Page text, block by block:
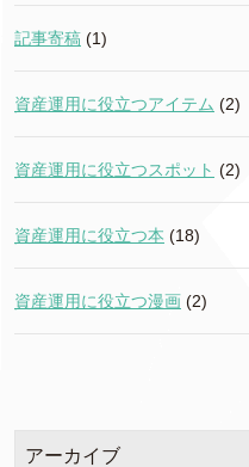
記事寄稿 (1)
資産運用に役立つアイテム (2)
資産運用に役立つスポット (2)
資産運用に役立つ本 (18)
資産運用に役立つ漫画 (2)
アーカイブ